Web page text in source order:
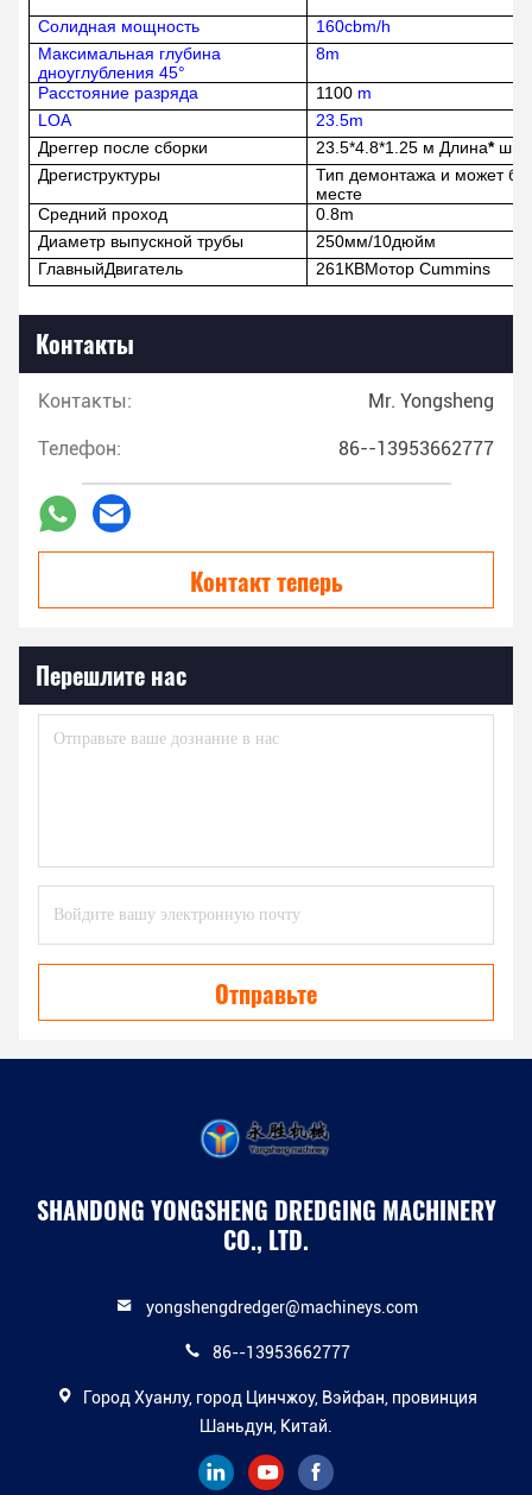
Солидная мощность
160cbm/h
Максимальная глубина
дноуглубления 45°
8m
Расстояние разряда 1100 m
LOA
23.5m
Дреггер после сборки
23 .5*4.8*1. 25 м Длина*
Дрегиструктуры
Тип демонтажа и может
месте
Средний проход
0.8m
Диаметр выпускной трубы
250мм/10дюйм
ГлавныйДвигатель 261 КВМотор Cummins
Контакты
Контакты: Mr. Yongsheng
Телефон: 86--13953662777
Контакт теперь
Перешлите нас
Отправьте
SHANDONG YONGSHENG DREDGING MACHINERY
CO., LTD.
yongshengdredger@machineys.com
86--13953662777
Город Хуанлу, город Цинчжоу, Вэйфан, провинция
Шаньдун, Китай.